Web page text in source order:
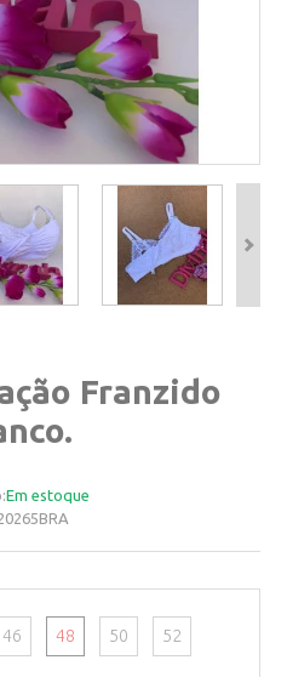
Franzido
Em estoque
46 48 50 52